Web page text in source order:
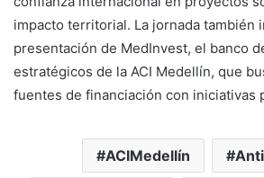
impacto territorial. La jornada también
presentación de MedInvest, el banco
estratégicos de la ACI Medellín, que
fuentes de financiación con iniciativas
ACIMedellín